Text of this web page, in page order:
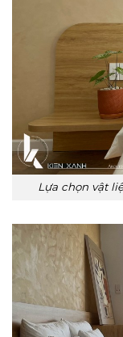
Lựa chọn vật